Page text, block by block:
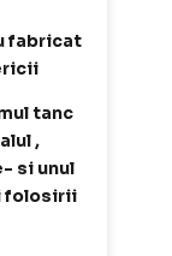
fabricat
tanc
,
si unul
folosirii